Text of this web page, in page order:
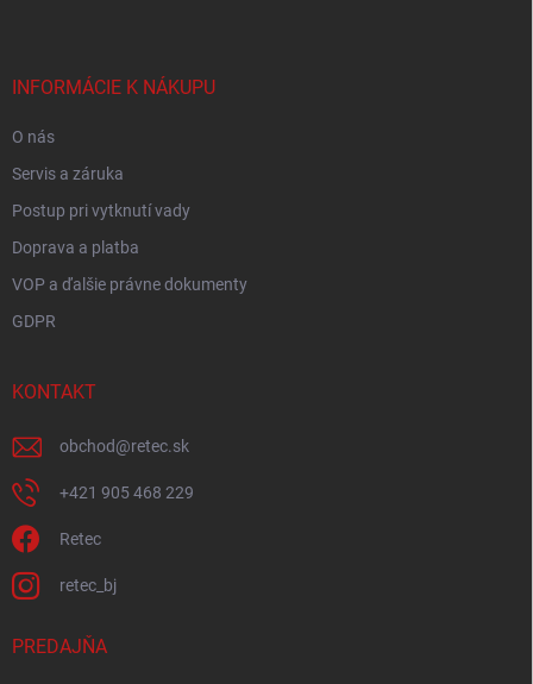
INFORMÁCIE K NÁKUPU
O nás
Servis a záruka
Postup pri vytknutí vady
Doprava a platba
VOP a ďalšie právne dokumenty
GDPR
KONTAKT
obchod@retec.sk
+421 905 468 229
Retec
retec_bj
PREDAJŇA